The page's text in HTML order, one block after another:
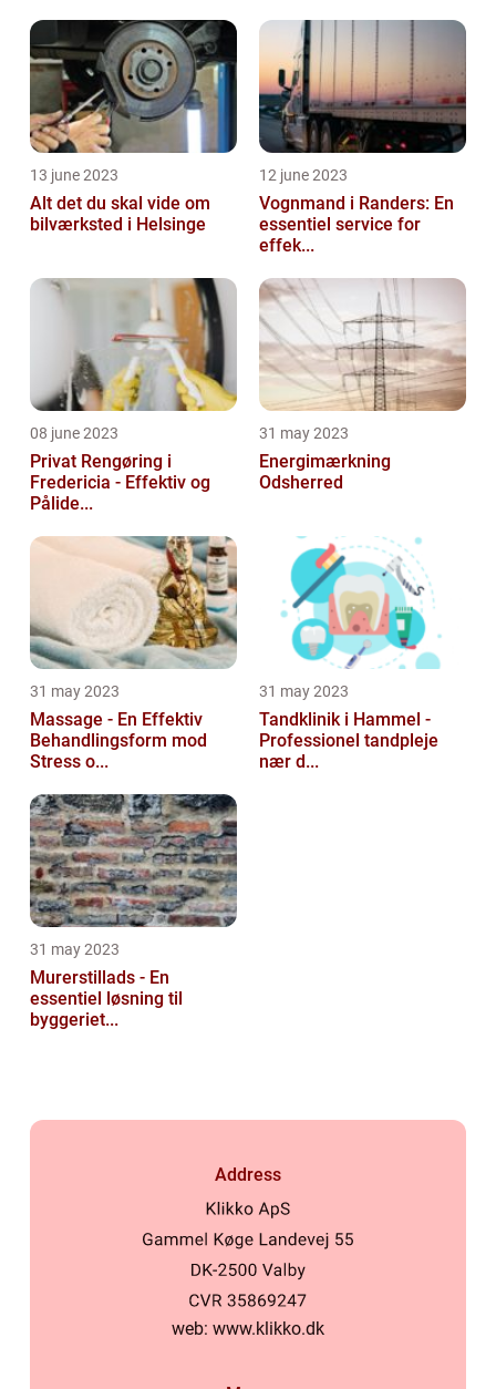
13 june 2023
Alt det du skal vide om
bilværksted i Helsinge
12 june 2023
Vognmand i Randers: En
essentiel service for
effek...
08 june 2023
Privat Rengøring i
Fredericia - Effektiv og
Pålide...
31 may 2023
Energimærkning
Odsherred
31 may 2023
Massage - En Effektiv
Behandlingsform mod
Stress o...
31 may 2023
Tandklinik i Hammel -
Professionel tandpleje
nær d...
31 may 2023
Murerstillads - En
essentiel løsning til
byggeriet...
Address
web: www.klikko.dk